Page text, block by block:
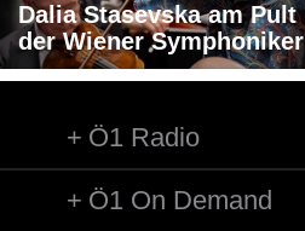
Dalia Stasevska am Pult
der Wiener Symphoniker
Ö1 Radio
Ö1 On Demand